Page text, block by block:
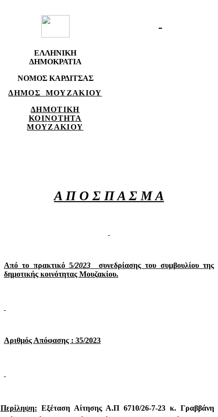
ΕΛΛΗΝΙΚΗ
ΔΗΜΟΚΡΑΤΙΑ
ΝΟΜΟΣ ΚΑΡΔΙΤΣΑΣ
ΔΗΜΟΣ
ΜΟΥΖΑΚΙΟΥ
ΔΗΜΟΤΙΚΗ
ΚΟΙΝΟΤΗΤΑ
ΜΟΥΖΑΚΙΟΥ
Α Π Ο Σ Π Α Σ Μ Α
Από το πρακτικό 5/2023
συνεδρίασης του συμβουλίου της
δημοτικής κοινότητας Μουζακίου.
Αριθμός Απόφασης : 35/2023
Περίληψη: Εξέταση Αίτησης Α.Π 6710/26-7-23 κ. Γραββάνη